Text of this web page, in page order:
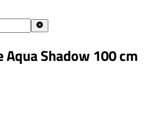
Shadow 100 cm